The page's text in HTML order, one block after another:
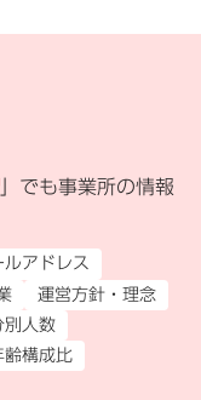
（外部リンク）
」でも事業所の情報
ルアドレス
運営方針・理念
別人数
齢構成比